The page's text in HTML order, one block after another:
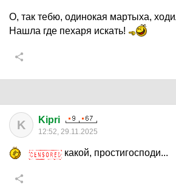
О, так тебю, одинокая мартыха,
Нашла где пехаря искать!
K Kipri
12:52, 29.11.2025
какой, простигосподи...